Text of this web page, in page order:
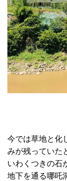
今では草地と化
みが残っていた
いわくつきの石
地下を通る哪吒